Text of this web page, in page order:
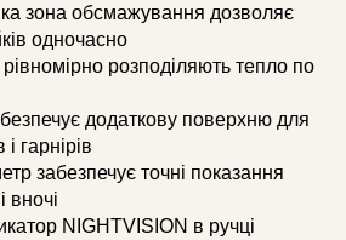
зона обсмажування дозволяє
одночасно
розподіляють тепло по
додаткову поверхню для
гарнірів
забезпечує точні показання
вночі
NIGHTVISION в ручці